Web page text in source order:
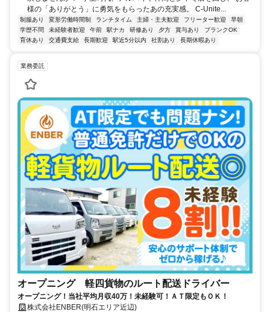
様の「ありがとう」に勇気をもらったあの充実感。 C-Unite...
制服あり 変形労働時間制 ランチタイム 主婦・主夫歓迎 フリーター歓迎
早朝
学歴不問
未経験者歓迎 午前 駅ナカ 研修あり 夕方 賞与あり
ブランクOK
育休あり
交通費支給 長期歓迎 駅近5分以内 社割あり 長期休暇あり
業務委託
オープニング 軽四貨物のルート配送ドライバー
オープニング！当社平均月収40万！未経験可！ＡＴ限定もＯＫ！
株式会社ENBER(明石エリア近辺)